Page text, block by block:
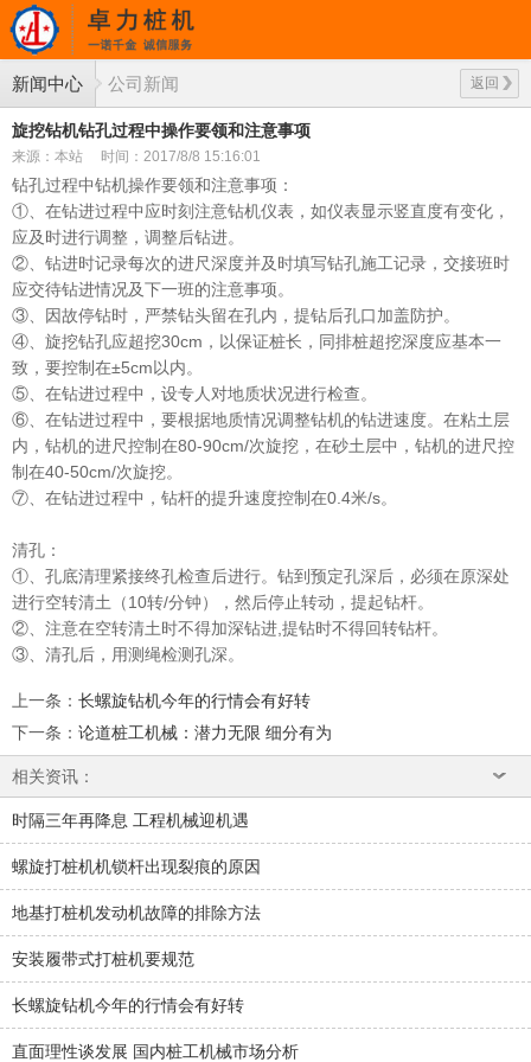
新闻中心 返回
公司新闻
旋挖钻机钻孔过程中操作要领和注意事项
来源：本站 时间：2017/8/8 15:16:01
钻孔过程中钻机操作要领和注意事项：
①、在钻进过程中应时刻注意钻机仪表，如仪表显示竖直度有变化，
应及时进行调整，调整后钻进。
②、钻进时记录每次的进尺深度并及时填写钻孔施工记录，交接班时
应交待钻进情况及下一班的注意事项。
③、因故停钻时，严禁钻头留在孔内，提钻后孔口加盖防护。
④、旋挖钻孔应超挖30cm，以保证桩长，同排桩超挖深度应基本一
致，要控制在±5cm以内。
⑤、在钻进过程中，设专人对地质状况进行检查。
⑥、在钻进过程中，要根据地质情况调整钻机的钻进速度。在粘土层
内，钻机的进尺控制在80-90cm/次旋挖，在砂土层中，钻机的进尺控
制在40-50cm/次旋挖。
⑦、在钻进过程中，钻杆的提升速度控制在0.4米/s。
清孔：
①、孔底清理紧接终孔检查后进行。钻到预定孔深后，必须在原深处
进行空转清土（10转/分钟），然后停止转动，提起钻杆。
②、注意在空转清土时不得加深钻进,提钻时不得回转钻杆。
③、清孔后，用测绳检测孔深。
上一条 ： 长螺旋钻机今年的行情会有好转
下一条 ： 论道桩工机械：潜力无限 细分有为
相关资讯：
时隔三年再降息 工程机械迎机遇
螺旋打桩机机锁杆出现裂痕的原因
地基打桩机发动机故障的排除方法
安装履带式打桩机要规范
长螺旋钻机今年的行情会有好转
直面理性谈发展 国内桩工机械市场分析